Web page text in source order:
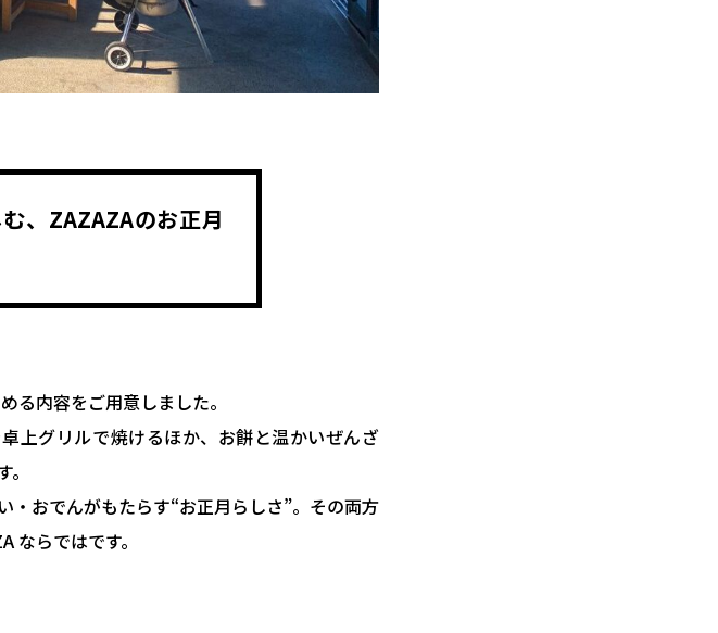
、ZAZAZAのお正月
る内容をご用意しました。
上グリルで焼けるほか、お餅と温かいぜんざ
・おでんがもたらす“お正月らしさ”。その両方
ならではです。